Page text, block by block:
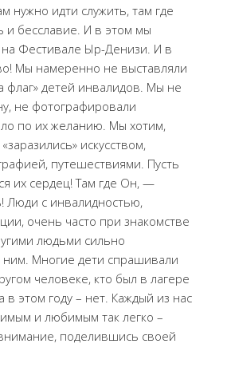
нужно идти служить, там где
и бесславие. И в этом мы
на Фестивале Ыр-Денизи. И в
Мы намеренно не выставляли
флаг» детей инвалидов. Мы не
не фотографировали
по их желанию. Мы хотим,
искусством,
путешествиями. Пусть
их сердец! Там где Он, —
Люди с инвалидностью,
очень часто при знакомстве
людьми сильно
ним. Многие дети спрашивали
человеке, кто был в лагере
в этом году – нет. Каждый из нас
и любимым так легко –
поделившись своей